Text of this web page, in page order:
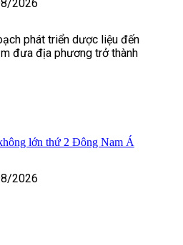
2026
phát triển dược liệu đến
đưa địa phương trở thành
lớn thứ 2 Đông Nam Á
2026